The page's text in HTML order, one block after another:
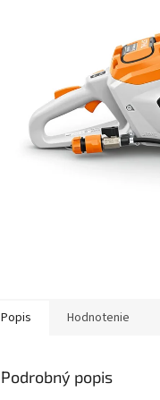
Popis Hodnotenie
Podrobný popis